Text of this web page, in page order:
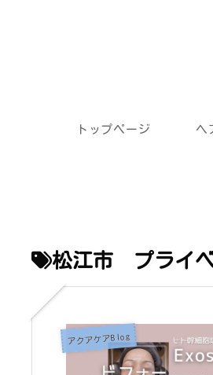
トップページ ヘ
松江市 プライ
アクアケアBlog